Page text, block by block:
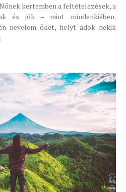
kertemben a feltételezések, a
és jók – mint mindenkiében.
nevelem őket, helyt adok nekik